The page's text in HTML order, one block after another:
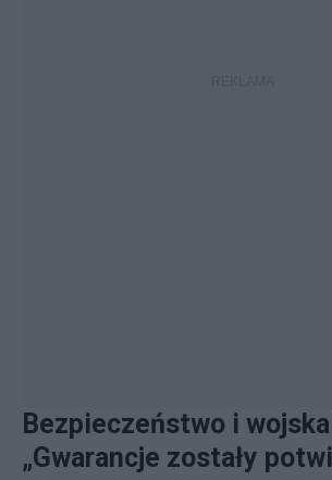
Bezpieczeństwo i wojska
„Gwarancje zostały